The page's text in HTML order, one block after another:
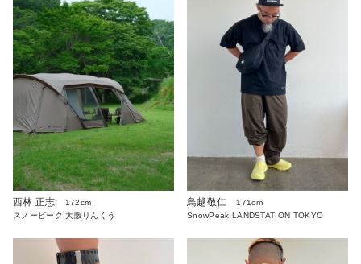
西林 正志
172cm
スノーピーク 大阪りんくう
鳥越敬仁
171cm
SnowPeak LANDSTATION TOKYO